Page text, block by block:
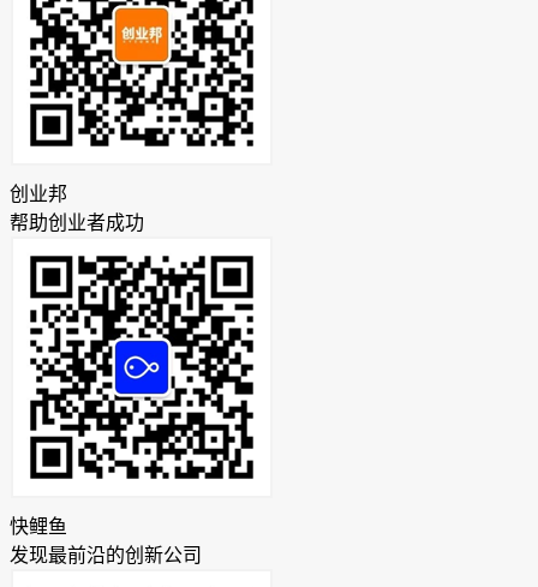
创业邦
帮助创业者成功
快鲤鱼
发现最前沿的创新公司